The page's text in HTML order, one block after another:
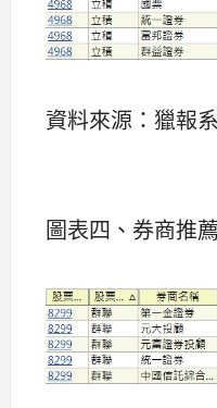
資料來源：獵報
圖表四、券商推